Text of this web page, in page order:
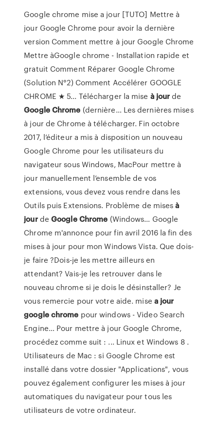
Google chrome mise a jour [TUTO] Mettre à
jour Google Chrome pour avoir la dernière
version Comment mettre à jour Google Chrome
Mettre àGoogle chrome - Installation rapide et
gratuit Comment Réparer Google Chrome
(Solution N°2) Comment Accélérer GOOGLE
CHROME ★ 5... Télécharger la mise à jourde
GoogleChrome (dernière… Les dernières mises
à jour de Chrome à télécharger. Fin octobre
2017, l’éditeur a mis à disposition un nouveau
Google Chrome pour les utilisateurs du
navigateur sous Windows, MacPour mettre à
jour manuellement l’ensemble de vos
extensions, vous devez vous rendre dans les
Outils puis Extensions. Problème de misesà
jourdeGoogle Chrome (Windows… Google
Chrome m'annonce pour fin avril 2016 la fin des
mises à jour pour mon Windows Vista. Que dois-
je faire ?Dois-je les mettre ailleurs en
attendant? Vais-je les retrouver dans le
nouveau chrome si je dois le désinstaller? Je
vous remercie pour votre aide. mise a jour
googlechrome pour windows - Video Search
Engine… Pour mettre à jour Google Chrome,
procédez comme suit : ... Linux et Windows 8 .
Utilisateurs de Mac : si Google Chrome est
installé dans votre dossier "Applications", vous
pouvez également configurer les mises à jour
automatiques du navigateur pour tous les
utilisateurs de votre ordinateur.